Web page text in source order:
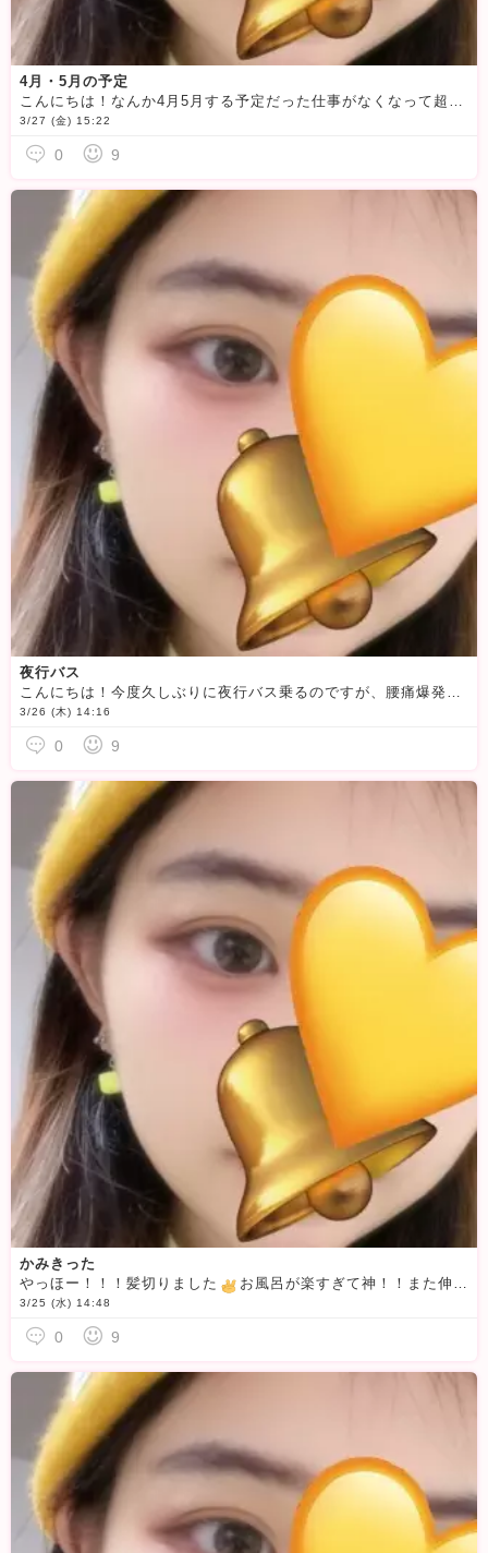
4月・5月の予定
こんにちは！なんか4月5月する予定だった仕事がなくなって超暇になってしまった！！！
3/27 (金) 15:22
0 9
夜行バス
こんにちは！今度久しぶりに夜行バス乗るのですが、腰痛爆発しそうwww隣の席誰もいなかったら突っ伏して寝られるんだけどな笑みんなは夜行バスとか乗りますか？？意外と楽しいんだよなぁ〜♪今日は18時ころまで
3/26 (木) 14:16
0 9
かみきった
やっほー！！！髪切りました
お風呂が楽すぎて神！！また伸ばしながら色んな髪型楽しもうと思います！いや〜しかしこの長さは寝癖が大変だ笑今日も寝癖あるので見に来て下さい（？）18時ころまでいます。
3/25 (水) 14:48
0 9